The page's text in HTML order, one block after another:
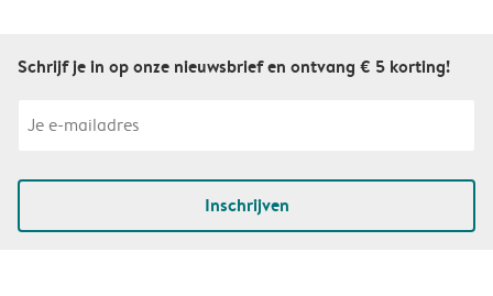
Schrijf je in op onze nieuwsbrief en ontvang € 5 korting!
Inschrijven